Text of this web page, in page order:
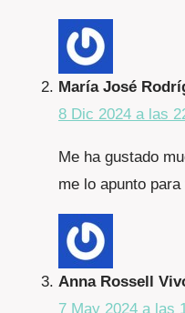
María José
8 Dic 2024 a las
Me ha gustado
me lo apunto
Anna Rossell
7 May 2024 a las